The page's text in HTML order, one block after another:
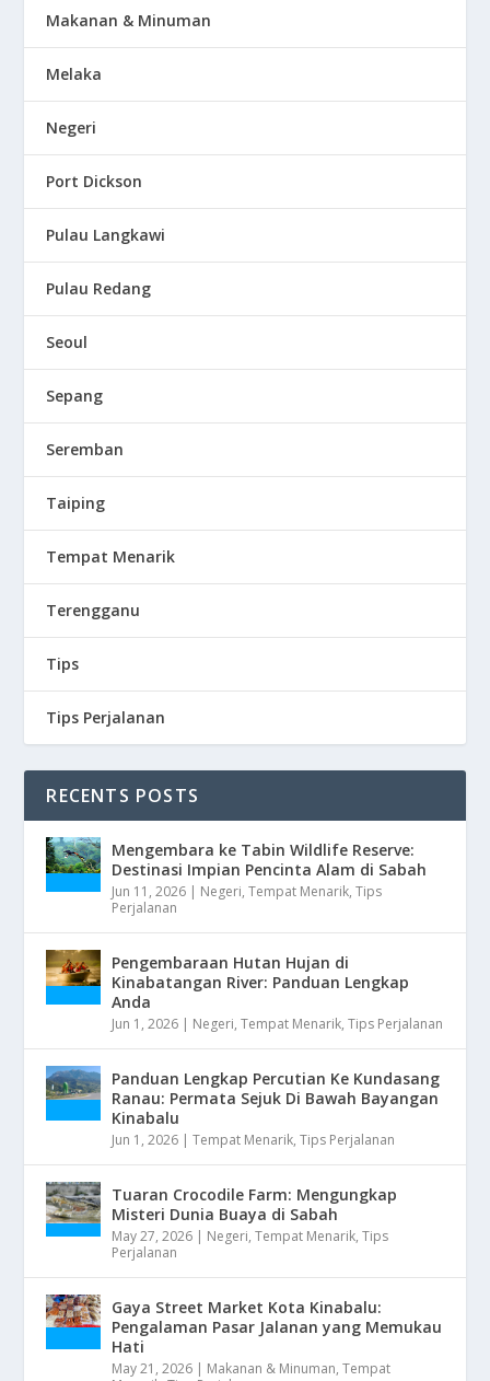
Makanan & Minuman
Melaka
Negeri
Port Dickson
Pulau Langkawi
Pulau Redang
Seoul
Sepang
Seremban
Taiping
Tempat Menarik
Terengganu
Tips
Tips Perjalanan
RECENTS POSTS
Mengembara ke Tabin Wildlife Reserve:
Destinasi Impian Pencinta Alam di Sabah
Jun 11, 2026 | Negeri,Tempat Menarik,Tips
Perjalanan
Pengembaraan Hutan Hujan di
Kinabatangan River: Panduan Lengkap
Anda
Jun 1, 2026 | Negeri,Tempat Menarik,Tips Perjalanan
Panduan Lengkap Percutian Ke Kundasang
Ranau: Permata Sejuk Di Bawah Bayangan
Kinabalu
Jun 1, 2026 |Tempat Menarik,Tips Perjalanan
Tuaran Crocodile Farm: Mengungkap
Misteri Dunia Buaya di Sabah
May 27, 2026 | Negeri,Tempat Menarik,Tips
Perjalanan
Gaya Street Market Kota Kinabalu:
Pengalaman Pasar Jalanan yang Memukau
Hati
May 21, 2026 | Makanan & Minuman,Tempat